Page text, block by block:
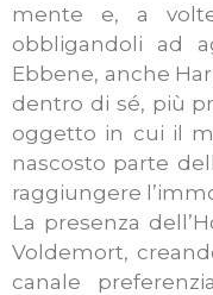
mente e, a
obbligandoli ad
Ebbene, anche
dentro di sé, più
oggetto in cui il
nascosto parte
raggiungere
La presenza
Voldemort,
canale